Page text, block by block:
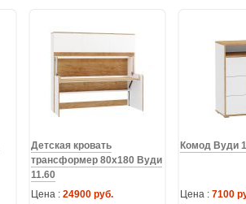
Детская кровать
трансформер 80х180 Вуди
11.60
Цена : 24900 руб.
Комод Вуди
Цена : 7100